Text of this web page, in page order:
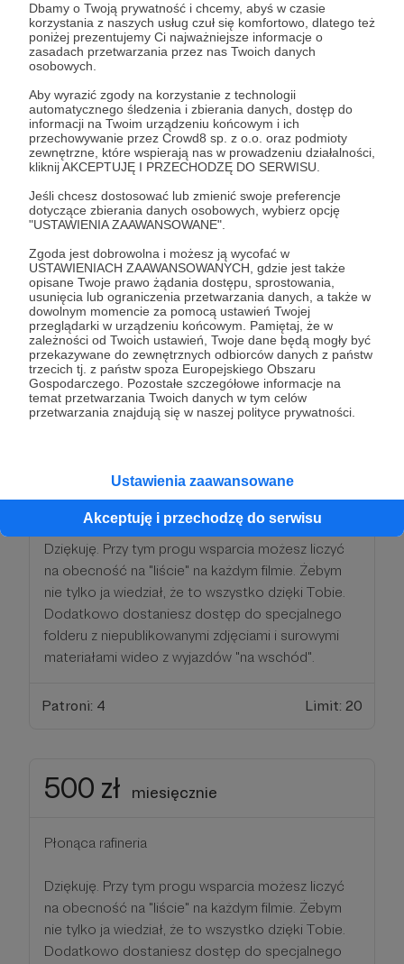
Dbamy o Twoją prywatność i chcemy, abyś w czasie
korzystania z naszych usług czuł się komfortowo, dlatego też
poniżej prezentujemy Ci najważniejsze informacje o
zasadach przetwarzania przez nas Twoich danych
osobowych.
Aby wyrazić zgody na korzystanie z technologii
automatycznego śledzenia i zbierania danych, dostęp do
informacji na Twoim urządzeniu końcowym i ich
przechowywanie przez Crowd8 sp. z o.o. oraz podmioty
zewnętrzne, które wspierają nas w prowadzeniu działalności,
kliknij AKCEPTUJĘ I PRZECHODZĘ DO SERWISU.
Jeśli chcesz dostosować lub zmienić swoje preferencje
dotyczące zbierania danych osobowych, wybierz opcję
"USTAWIENIA ZAAWANSOWANE".
Zgoda jest dobrowolna i możesz ją wycofać w
USTAWIENIACH ZAAWANSOWANYCH, gdzie jest także
opisane Twoje prawo żądania dostępu, sprostowania,
usunięcia lub ograniczenia przetwarzania danych, a także w
dowolnym momencie za pomocą ustawień Twojej
przeglądarki w urządzeniu końcowym. Pamiętaj, że w
zależności od Twoich ustawień, Twoje dane będą mogły być
przekazywane do zewnętrznych odbiorców danych z państw
trzecich tj. z państw spoza Europejskiego Obszaru
Gospodarczego. Pozostałe szczegółowe informacje na
temat przetwarzania Twoich danych w tym celów
przetwarzania znajdują się w naszej polityce prywatności.
Ustawienia zaawansowane
Akceptuję i przechodzę do serwisu
Patroni: 92
100 zł miesięcznie
BWP
Dziękuję. Przy tym progu wsparcia możesz liczyć
na obecność na "liście" na każdym filmie. Żebym
nie tylko ja wiedział, że to wszystko dzięki Tobie.
Dodatkowo dostaniesz dostęp do specjalnego
folderu z niepublikowanymi zdjęciami i surowymi
materiałami wideo z wyjazdów "na wschód".
Patroni: 29 Limit: 40
Dziękuję. Przy tym progu wsparcia możesz liczyć
na obecność na "liście" na każdym filmie. Żebym
nie tylko ja wiedział, że to wszystko dzięki Tobie.
Dodatkowo dostaniesz dostęp do specjalnego
folderu z niepublikowanymi zdjęciami i surowymi
materiałami wideo z wyjazdów "na wschód".
Patroni: 4 Limit: 20
500 zł miesięcznie
Płonąca rafineria
Dziękuję. Przy tym progu wsparcia możesz liczyć
na obecność na "liście" na każdym filmie. Żebym
nie tylko ja wiedział, że to wszystko dzięki Tobie.
Dodatkowo dostaniesz dostęp do specjalnego